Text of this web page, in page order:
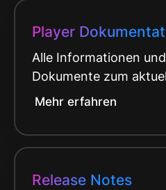
Player
Alle Informationen
Dokumente zum
Mehr erfahren
Release Notes